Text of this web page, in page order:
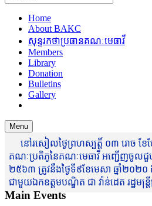
Home
About BAKC
សុន្ទរកថាប្រធានគណៈមេធាវី
Members
Library
Donation
Bulletins
Gallery
Menu
នៅរសៀលថ្ងៃព្រហស្បត្តិ៍ ០៣ រោច ខែចែ
គណៈប្រតិភូនៃគណៈមេធាវី អញ្ជើញចូលជួបស
២៥៦៣ ត្រូវនឹងថ្ងៃទី៩ខែមេសា ឆ្នាំ២០២
ជាមួយឯកឧត្តមបណ្ឌិត ជា វ៉ាន់ដេត រដ្
Main Events